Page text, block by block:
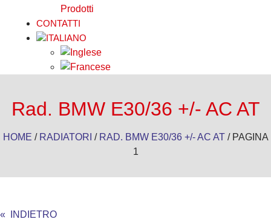
Prodotti
CONTATTI
Rad. BMW E30/36 +/- AC AT
HOME / RADIATORI / RAD. BMW E30/36 +/- AC AT/ PAGINA
1
« INDIETRO